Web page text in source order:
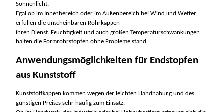
Sonnenlicht.
Egal ob im Innenbereich oder im Außenbereich bei Wind und Wetter
erfüllen die unscheinbaren Rohrkappen
ihren Dienst. Feuchtigkeit und auch großen Temperaturschwankungen
halten die Formrohrstopfen ohne Probleme stand.
Anwendungsmöglichkeiten für Endstopfen
aus Kunststoff
Kunststoffkappen kommen wegen der leichten Handhabung und des
günstigen Preises sehr häufig zum Einsatz.